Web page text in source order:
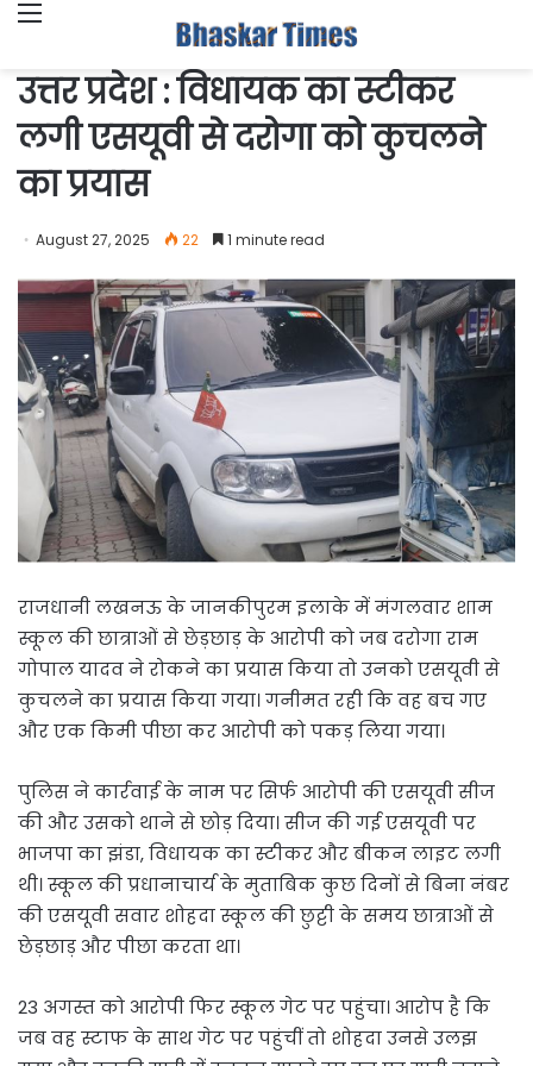
उत्तर प्रदेश : विधायक का स्टीकर
लगी एसयूवी से दरोगा को कुचलने
का प्रयास
August 27, 2025 22 1 minute read
राजधानी लखनऊ के जानकीपुरम इलाके में मंगलवार शाम
स्कूल की छात्राओं से छेड़छाड़ के आरोपी को जब दरोगा राम
गोपाल यादव ने रोकने का प्रयास किया तो उनको एसयूवी से
कुचलने का प्रयास किया गया। गनीमत रही कि वह बच गए
और एक किमी पीछा कर आरोपी को पकड़ लिया गया।
पुलिस ने कार्रवाई के नाम पर सिर्फ आरोपी की एसयूवी सीज
की और उसको थाने से छोड़ दिया। सीज की गई एसयूवी पर
भाजपा का झंडा, विधायक का स्टीकर और बीकन लाइट लगी
थी। स्कूल की प्रधानाचार्य के मुताबिक कुछ दिनों से बिना नंबर
की एसयूवी सवार शोहदा स्कूल की छुट्टी के समय छात्राओं से
छेड़छाड़ और पीछा करता था।
23 अगस्त को आरोपी फिर स्कूल गेट पर पहुंचा। आरोप है कि
जब वह स्टाफ के साथ गेट पर पहुंचीं तो शोहदा उनसे उलझ